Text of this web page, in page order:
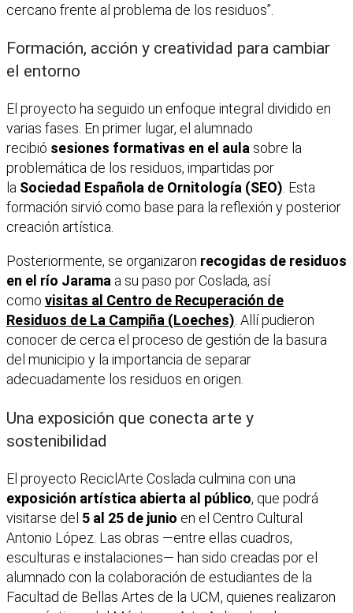
cercano frente al problema de los residuos”.
Formación, acción y creatividad para cambiar
el entorno
El proyecto ha seguido un enfoque integral dividido en
varias fases. En primer lugar, el alumnado
recibió sesiones formativas en el aula sobre la
problemática de los residuos, impartidas por
la Sociedad Española de Ornitología (SEO). Esta
formación sirvió como base para la reflexión y posterior
creación artística.
Posteriormente, se organizaron recogidas de residuos
en el río Jarama a su paso por Coslada, así
como visitas al Centro de Recuperación de
Residuos de La Campiña (Loeches). Allí pudieron
conocer de cerca el proceso de gestión de la basura
del municipio y la importancia de separar
adecuadamente los residuos en origen.
Una exposición que conecta arte y
sostenibilidad
El proyecto ReciclArte Coslada culmina con una
exposición artística abierta al público, que podrá
visitarse del 5 al 25 de junio en el Centro Cultural
Antonio López. Las obras —entre ellas cuadros,
esculturas e instalaciones— han sido creadas por el
alumnado con la colaboración de estudiantes de la
Facultad de Bellas Artes de la UCM, quienes realizaron